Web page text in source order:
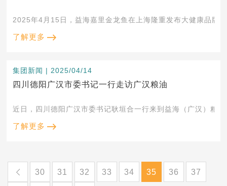
2025年4月15日，益海嘉里金龙鱼在上海隆重发布大健康品牌
了解更多
集团新闻 | 2025/04/14
四川德阳广汉市委书记一行走访广汉粮油
近日，四川德阳广汉市委书记耿垣合一行来到益海（广汉）粮
了解更多
30 31 32 33 34 35 36 37